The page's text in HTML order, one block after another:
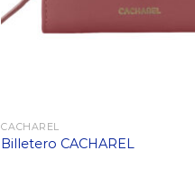
CACHAREL
Billetero CACHAREL